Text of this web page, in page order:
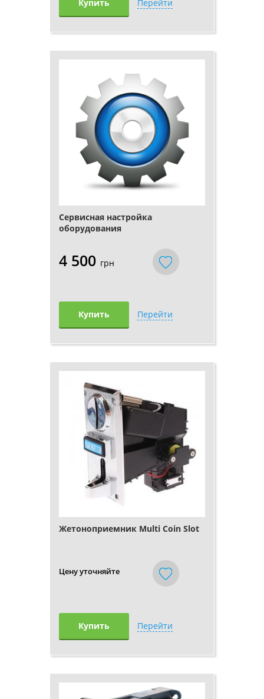
Купить Перейти
Сервисная настройка
оборудования
4 500 грн
Купить Перейти
Жетоноприемник Multi Coin Slot
Цену уточняйте
Купить Перейти